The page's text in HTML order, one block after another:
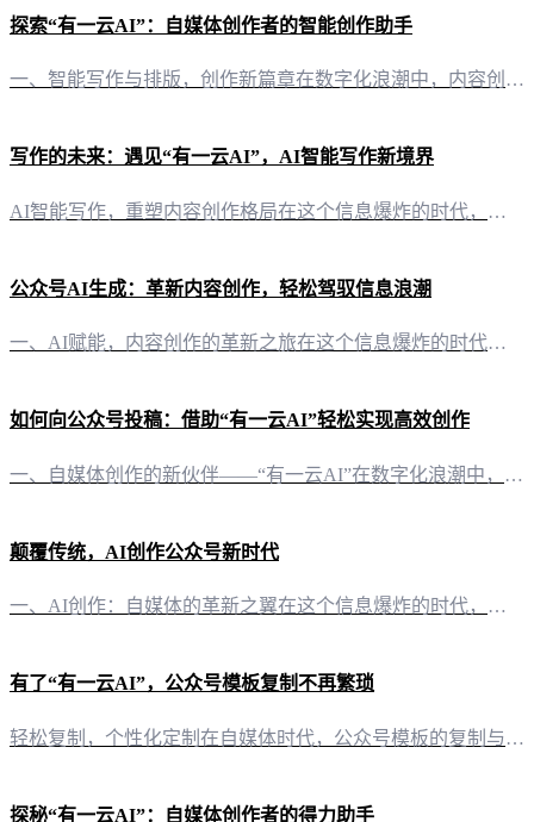
探索“有一云AI”：自媒体创作者的智能创作助手
一、智能写作与排版，创作新篇章在数字化浪潮中，内容创作已成为自媒体运营的核心。而“有一云AI”作为一款创新型AI智能写作+排版软件，正引领着自媒体创作者步入智能创作的新时代。 二、内容排版，千款皮肤任你挑选“有一云AI”在内容排版方面独具匠心，提供包含标题、内容、图文、分隔、引导五大类数千款装修皮肤。这些精心设计的皮肤，不仅能够提升文章的视觉效果，还能让你的内容在众多文章中脱颖而出。 三、跨平台
写作的未来：遇见“有一云AI”，AI智能写作新境界
AI智能写作，重塑内容创作格局在这个信息爆炸的时代，内容创作成为了知识传播和商业竞争的重要手段。然而，面对日益增长的内容需求，创作者们常常感到力不从心。这时，“有一云AI”应运而生，以其卓越的AI智能写作功能，为自媒体创作者们带来了前所未有的创作体验。 内容排版，千款装修皮肤任你挑选“有一云AI”在内容排版方面独具匠心，提供了包含标题、内容、图文、分隔、引导等五大类的数千款装修皮肤。无论是追求简
公众号AI生成：革新内容创作，轻松驾驭信息浪潮
一、AI赋能，内容创作的革新之旅在这个信息爆炸的时代，公众号作为自媒体的重要阵地，创作者们面临着内容生产的巨大挑战。然而，随着科技的进步，AI技术已经悄然改变这一现状。有一云AI，作为一款创新型AI智能写作+排版软件，为自媒体创作者带来了前所未有的便捷与高效。 二、排版之美，千款皮肤任你选择在内容排版方面，有一云AI以其独到的设计理念，提供了包含标题、内容、图文、分隔、引导五大类数千款装修皮肤。
如何向公众号投稿：借助“有一云AI”轻松实现高效创作
一、自媒体创作的新伙伴——“有一云AI”在数字化浪潮中，自媒体已成为信息传播的重要渠道。然而，创作一篇高质量的投稿文章并非易事。这时，“有一云AI”便应运而生，这款创新型AI智能写作+排版软件，为自媒体创作者提供了前沿的AI技术服务。 二、AI赋能，创作无忧 1. 一键排版，千款皮肤任你挑选在内容排版方面，“有一云AI”提供包含标题、内容、图文、分隔、引导五大类数千款装修皮肤可供使用。无论是简约
颠覆传统，AI创作公众号新时代
一、AI创作：自媒体的革新之翼在这个信息爆炸的时代，内容创作已成为自媒体的核心竞争力。而“有一云AI”，这款创新型AI智能写作+排版软件，正引领着自媒体内容创作的革命。 二、多维度的创作支持“有一云AI”不仅仅是一个写作工具，它更是一个全方位的内容创作助手。以下是其核心功能： 1. 内容排版：千款皮肤，满足个性需求在内容排版方面，“有一云AI”提供包含标题、内容、图文、分隔、引导五大类数千款装修
有了“有一云AI”，公众号模板复制不再繁琐
轻松复制，个性化定制在自媒体时代，公众号模板的复制与个性化定制显得尤为重要。而“有一云AI”的出现，为这一需求提供了便捷的解决方案。 一键复制，效率翻倍“有一云AI”的内容排版功能中，提供了数千款装修皮肤，涵盖了标题、内容、图文、分隔、引导等多种元素。用户只需在平台上找到心仪的模板，点击复制按钮，即可快速将模板应用于自己的公众号。 个性化定制，彰显个性复制模板后，用户可以根据自己的需求进行个性化
探秘“有一云AI”：自媒体创作者的得力助手